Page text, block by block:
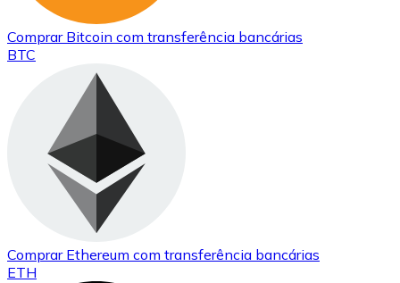
Comprar Bitcoin com transferência bancárias
BTC
Comprar Ethereum com transferência bancárias
ETH